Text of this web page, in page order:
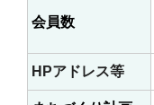
会員数
HPアドレス等